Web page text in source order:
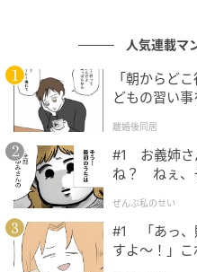
ウール素材でパンツにほ
手トップスと合わせても
辛口に整えたりリラック
使い勝手のよさにも注目
にリズムを。
ヒップまわ
ら、ウエストをキュッと
インに転換。薄いTシャツ
で抑揚のあるスタイルが
人気連載マ
「朝からど
どもの習い
離婚後同居
#1 お義姉さ
ね？ ねぇ、
ぜんぶ私のせい
#1 「あっ、
すよ〜！」